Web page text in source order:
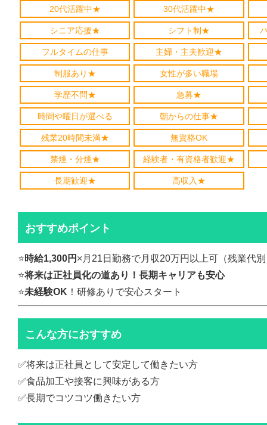
20代活躍中★ 30代活躍中★
シニア応援★ シフト制★
フルタイムの仕事 主婦・主夫歓迎★
制服あり★ 女性が多い職場
学歴不問★ 急募★
時間や曜日が選べる 朝からの仕事★
残業20時間未満★ 無資格OK
禁煙・分煙★ 経験者・有資格者歓迎★
長期歓迎★ 高収入★
おすすめポイント
⭐️時給1,300円 ×月21日勤務で月収20万円以上可（残業代
⭐️将来は正社員化の道あり！長期キャリアも安心
⭐️未経験OK ！研修ありで安心スタート
こんな方におすすめ
✅将来は正社員として安定して働きたい方
✅食品加工や接客に興味がある方
✅長期でコツコツ働きたい方